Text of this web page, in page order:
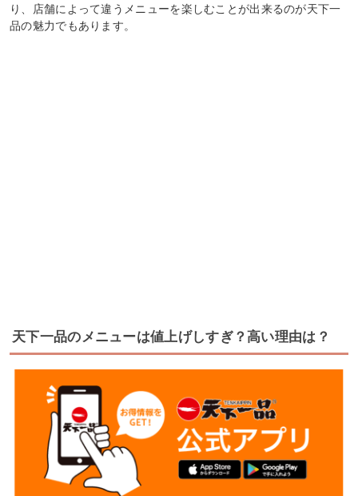
り、店舗によって違うメニューを楽しむことが出来るのが天下一
品の魅力でもあります。
天下一品のメニューは値上げしすぎ？高い理由は？